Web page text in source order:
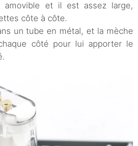
amovible et il est assez large,
côte à côte.
un tube en métal, et la mèche
côté pour lui apporter le